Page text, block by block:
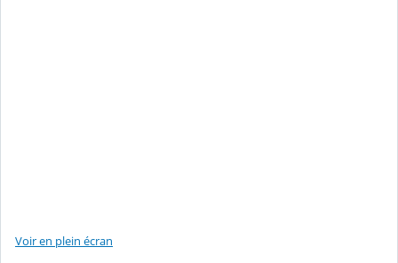
Voir en plein écran